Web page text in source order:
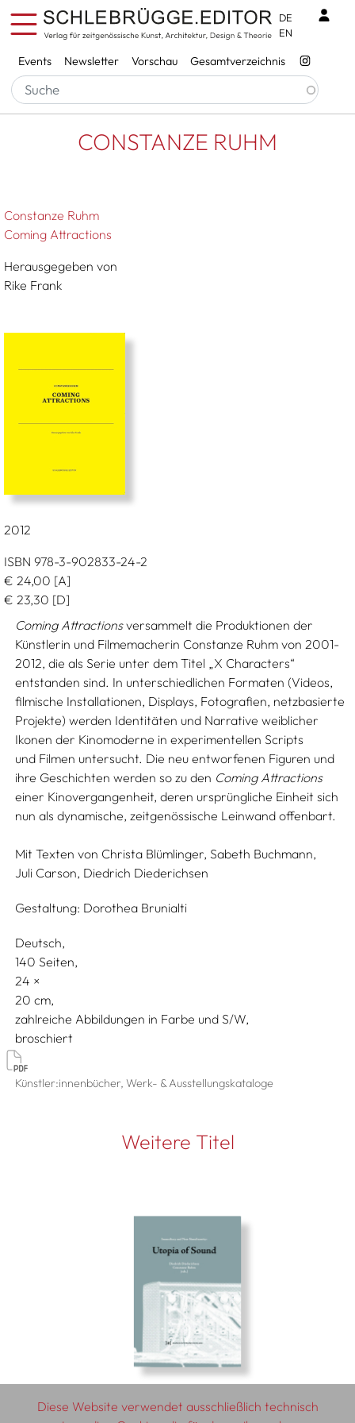
Direkt zum Inhalt
Services
Events Newsletter Vorschau Gesamtverzeichnis
DE
EN
Pfadnavigation
Startseite CONSTANZE RUHM
CONSTANZE RUHM
Constanze Ruhm
Coming Attractions
Herausgegeben von
Rike Frank
2012
ISBN 978-3-902833-24-2
€ 24,00 [A]
€ 23,30 [D]
Coming Attractionsversammelt die Produktionen der
Künstlerin und Filmemacherin Constanze Ruhm von 2001-
2012, die als Serie unter dem Titel „X Characters“
entstanden sind. In unterschiedlichen Formaten (Videos,
filmische Installationen, Displays, Fotografien, netzbasierte
Projekte) werden Identitäten und Narrative weiblicher
Ikonen der Kinomoderne in experimentellen Scripts
und Filmen untersucht. Die neu entworfenen Figuren und
ihre Geschichten werden so zu den Coming Attractions
einer Kinovergangenheit, deren ursprüngliche Einheit sich
nun als dynamische, zeitgenössische Leinwand offenbart.
Mit Texten von Christa Blümlinger, Sabeth Buchmann,
Juli Carson, Diedrich Diederichsen
Gestaltung: Dorothea Brunialti
Deutsch
140 Seiten,
24
20
zahlreiche Abbildungen in Farbe und S/W
broschiert
Künstler:innenbücher, Werk- & Ausstellungskataloge
Weitere Titel
Diese Website verwendet ausschließlich technisch